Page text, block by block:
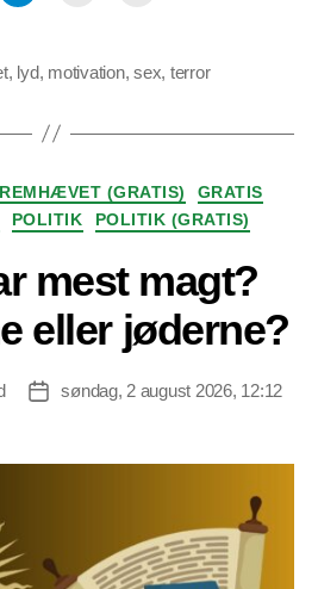
, lyd, motivation,sex, terror
Kategorier(GRATIS)
GRATIS
POLITIK POLITIK (GRATIS)
mest magt?
eller jøderne?
Indlægsdato
søndag, 2 august 2026, 12:12